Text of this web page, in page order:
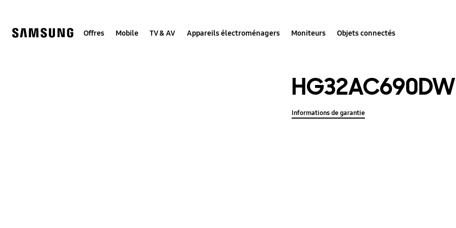
Offres Mobile TV & AV Appareils électroménagers Moniteurs Objets connectés
HG32AC690DW
Informations de garantie